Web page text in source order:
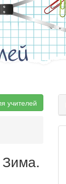
учителей
Зима.